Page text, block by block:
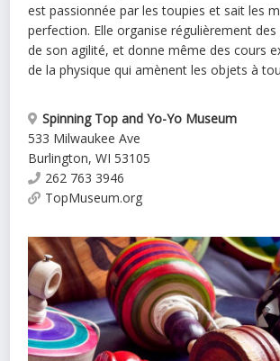
est passionnée par les toupies et sait les
perfection. Elle organise régulièrement
de son agilité, et donne même des cours
de la physique qui amènent les objets à
Spinning Top and Yo-Yo Museum
533 Milwaukee Ave
Burlington, WI 53105
262 763 3946
TopMuseum.org